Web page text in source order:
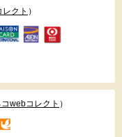
クト ）
webコレクト ）